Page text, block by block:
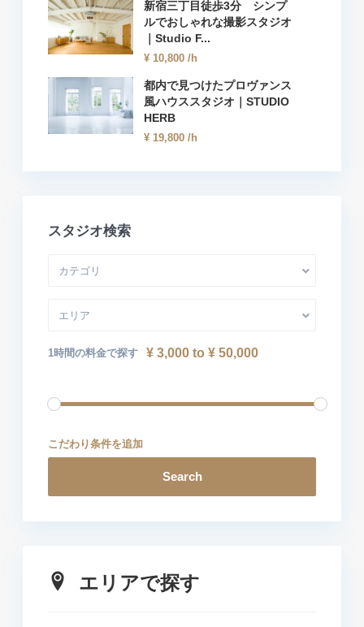
新宿三丁目徒歩3分 シンプ
ルでおしゃれな撮影スタジオ
｜Studio F...
¥ 10,800 /h
都内で見つけたプロヴァンス
風ハウススタジオ｜STUDIO
HERB
¥ 19,800 /h
スタジオ検索
カテゴリ
エリア
1時間の料金で探す ¥ 3,000 to ¥ 50,000
こだわり条件を追加
Search
エリアで探す